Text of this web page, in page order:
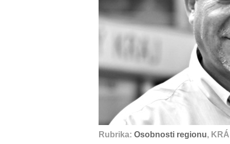
Rubrika: Osobnosti regionu,